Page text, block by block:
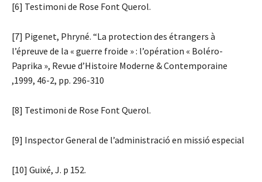
[6] Testimoni de Rose Font Querol.
[7] Pigenet, Phryné. “La protection des étrangers à
l’épreuve de la « guerre froide » : l’opération « Boléro-
Paprika », Revue d’Histoire Moderne & Contemporaine
,1999, 46-2, pp. 296-310
[8] Testimoni de Rose Font Querol.
[9] Inspector General de l’administració en missió especial
[10] Guixé, J. p 152.